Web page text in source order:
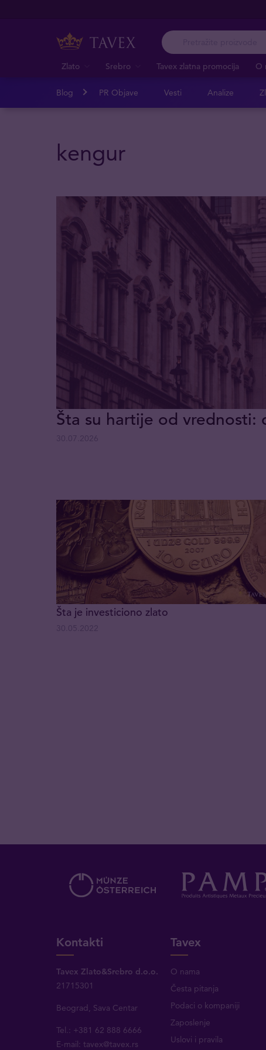
Zlato Srebro Tavex zlatna promocija O
Blog PR Objave Vesti Analize
kengur
Šta su hartije od
Šta je investiciono zlato
Kontakti
Tavex Zlato&Srebro d.o.o.
21715301
Beograd, Sava Centar
Tel.: +381 62 888 6666
E-mail:tavex@tavex.rs
Tavex
O nama
Česta pitanja
Podaci o kompaniji
Zaposlenje
Uslovi i pravila